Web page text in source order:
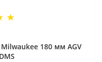
180 мм AGV